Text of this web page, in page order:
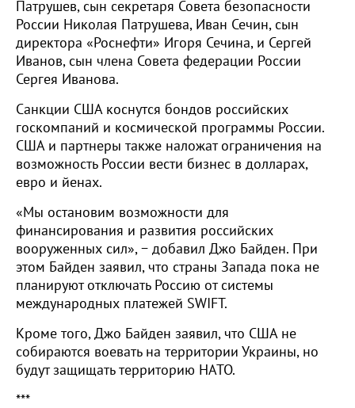
Патрушев, сын секретаря Совета безопасности
России Николая Патрушева, Иван Сечин, сын
директора «Роснефти» Игоря Сечина, и Сергей
Иванов, сын члена Совета федерации России
Сергея Иванова.
Санкции США коснутся бондов российских
госкомпаний и космической программы России.
США и партнеры также наложат ограничения на
возможность России вести бизнес в долларах,
евро и йенах.
«Мы остановим возможности для
финансирования и развития российских
вооруженных сил», − добавил Джо Байден. При
этом Байден заявил, что страны Запада пока не
планируют отключать Россию от системы
международных платежей SWIFT.
Кроме того, Джо Байден заявил, что США не
собираются воевать на территории Украины, но
будут защищать территорию НАТО.
***